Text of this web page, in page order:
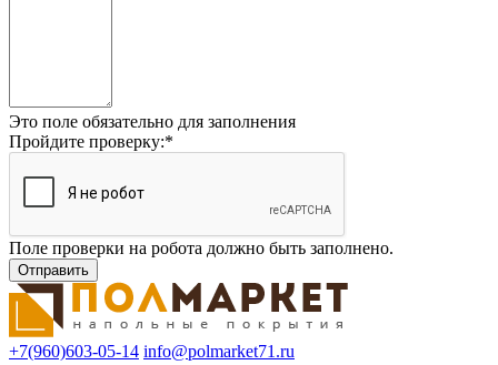
Это поле обязательно для заполнения
Пройдите проверку:*
Поле проверки на робота должно быть заполнено.
+7(960)603-05-14 info@polmarket71.ru